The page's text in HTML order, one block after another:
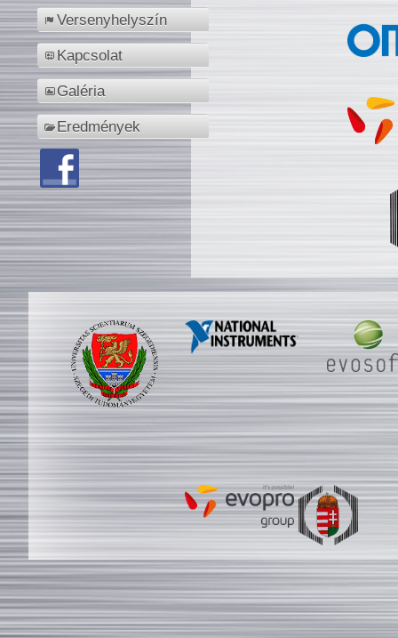
Versenyhelyszín
Kapcsolat
Galéria
Eredmények